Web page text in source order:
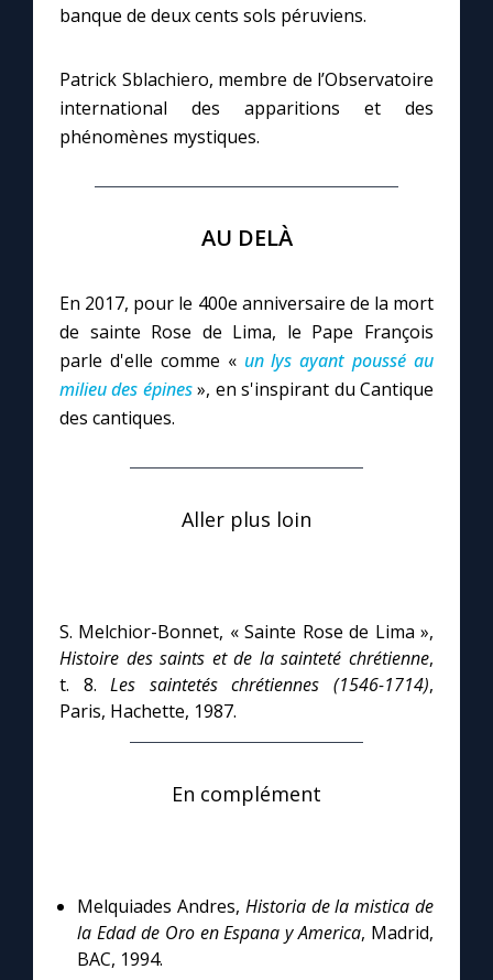
banque de deux cents sols péruviens.
Patrick Sblachiero, membre de l’Observatoire
international des apparitions et des
phénomènes mystiques.
AU DELÀ
En 2017, pour le 400e anniversaire de la mort
de sainte Rose de Lima, le Pape François
parle d'elle comme « un lys ayant poussé au
milieu des épines », en s'inspirant du Cantique
des cantiques.
Aller plus loin
S. Melchior-Bonnet, « Sainte Rose de Lima »,
Histoire des saints et de la sainteté chrétienne,
t. 8.Les saintetés chrétiennes (1546-1714),
Paris, Hachette, 1987.
En complément
Melquiades Andres, Historia de la mistica de
la Edad de Oro en Espana y America, Madrid,
BAC, 1994.